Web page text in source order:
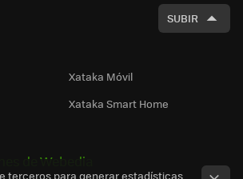
SUBIR
Xataka Móvil
Xataka Smart Home
de Webedia
terceros para generar estadísticas